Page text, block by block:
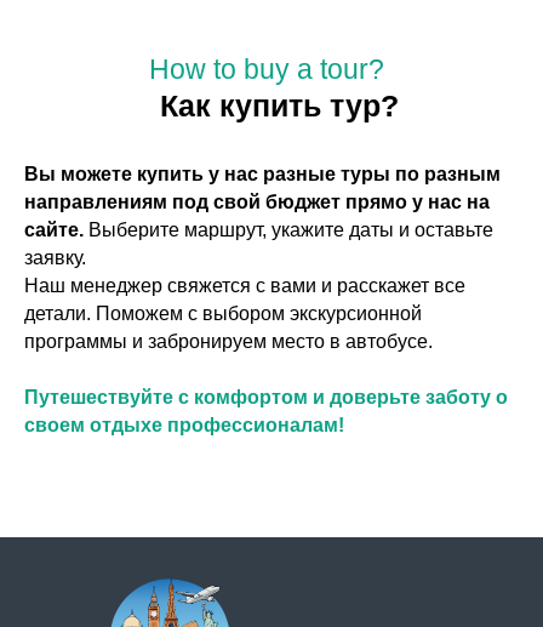
How to buy a tour?
Как купить тур?
Вы можете купить у нас разные туры по разным
направлениям под свой бюджет прямо у нас на
сайте. Выберите маршрут, укажите даты и оставьте
заявку.
Наш менеджер свяжется с вами и расскажет все
детали. Поможем с выбором экскурсионной
программы и забронируем место в автобусе.
Путешествуйте с комфортом и доверьте заботу о
своем отдыхе профессионалам!